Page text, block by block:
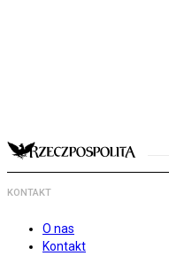
KONTAKT
O nas
Kontakt